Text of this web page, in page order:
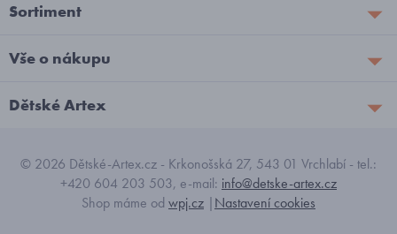
Sortiment
Vše o nákupu
Dětské Artex
© 2026 Dětské-Artex.cz - Krkonošská 27, 543 01 Vrchlabí - tel.:
+420 604 203 503, e-mail: info@detske-artex.cz
Shop máme od wpj.cz |Nastavení cookies